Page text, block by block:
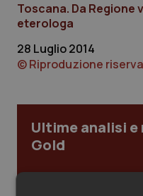
Lombardia
Marche
Molise
Piemonte
Provincia
Dolore
Donna & Salute
Epatiti
HIV
Infezioni &
Toscana. Da
eterologa
28 Luglio 2014
© Riproduzione
Ultime analisi e
Gold